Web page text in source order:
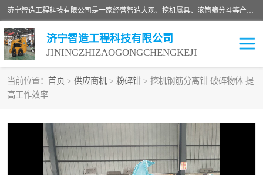
济宁智造工程科技有限公司是一家经营智造大观、挖机属具、滚筒筛分斗等产品的滑移装载机厂家。济宁智造工程科技有限公司奉行以质量赢得用户，诚信为本，互利共赢的宗旨，依靠雄厚的技术力量，科学的管理制度，先进的加工检测设备，始终坚持以客户为中心，免费咨询！
济宁智造工程科技有限公司
JININGZHIZAOGONGCHENGKEJI
当前位置： 首页 > 供应商机 > 粉碎钳 > 挖机钢筋分离钳 破碎物体 提
高工作效率
振动夯
铣挖机 移动破碎机
滚筒筛分斗 粉碎钳